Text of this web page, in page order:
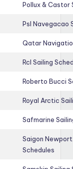
Pollux & Castor
Psl Navegacao
Qatar
Rcl Sailing
Roberto Bucci
Royal Arctic
Safmarine
Saigon
Schedules